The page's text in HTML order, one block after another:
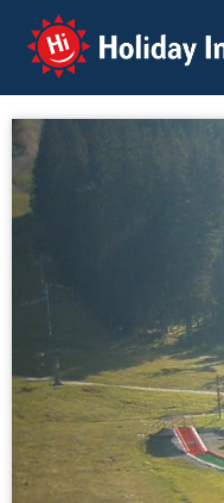
Holiday Info